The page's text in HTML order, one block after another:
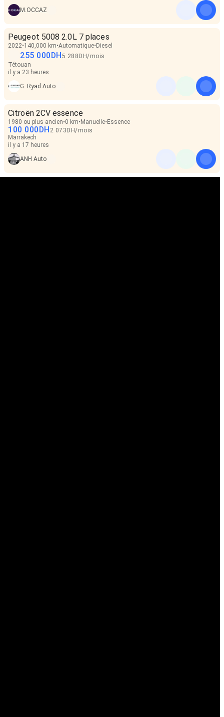
M.OCCAZ
Peugeot 5008 2.0L 7 places
2022 140,000 km Automatique Diesel
255 000DH5 288DH/mois
Tétouan
il y a 23 heures
G. Ryad Auto
Citroën 2CV essence
1980 ou plus ancien 0 km Manuelle Essence
100 000DH 2 073 DH/mois
Marrakech
il y a 17 heures
ANH Auto